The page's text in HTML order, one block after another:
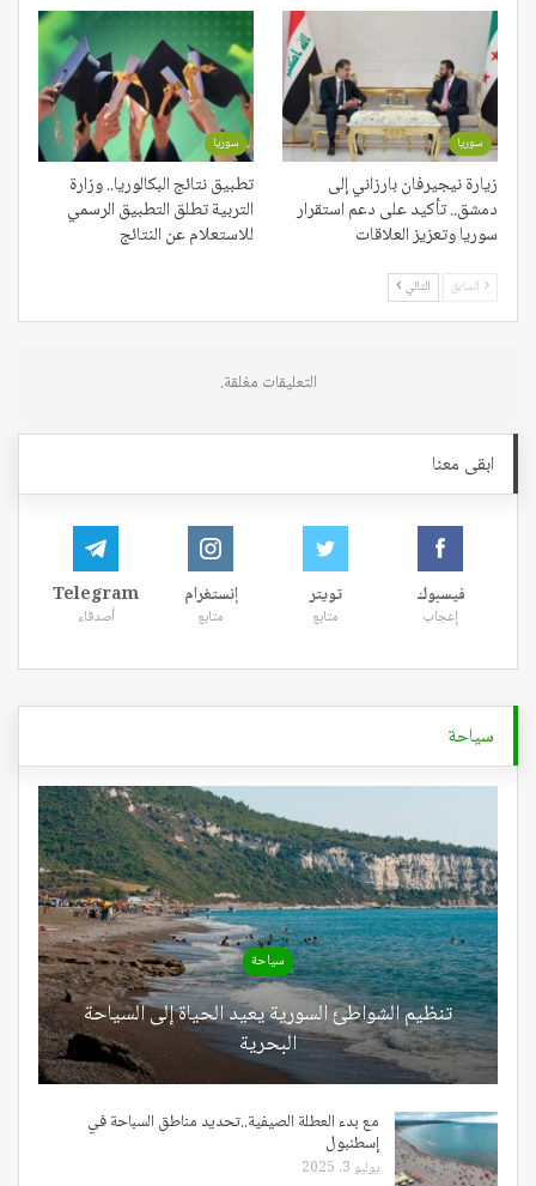
سوريا
زيارة نيجيرفان بارزاني إلى
دمشق.. تأكيد على دعم استقرار
سوريا وتعزيز العلاقات
سوريا
تطبيق نتائج البكالوريا.. وزارة
التربية تطلق التطبيق الرسمي
للاستعلام عن النتائج
السابق التالي
التعليقات مغلقة.
ابقى معنا
فيسبوك
إعجاب
تويتر
متابع
إنستغرام
متابع
Telegram
أصدقاء
سياحة
سياحة
تنظيم الشواطئ السورية يعيد الحياة إلى السياحة
البحرية
مع بدء العطلة الصيفية..تحديد مناطق السباحة في
إسطنبول
يوليو 3, 2025